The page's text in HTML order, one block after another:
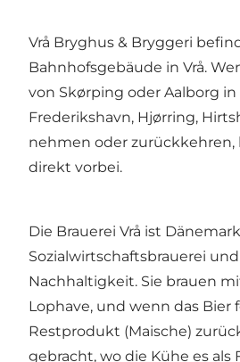
Vrå Bryghus & Bryggeri
Bahnhofsgebäude in Vrå.
von Skørping oder Aalborg
Frederikshavn, Hjørring,
nehmen oder zurückkehren,
direkt vorbei.
Die Brauerei Vrå ist
Sozialwirtschaftsbrauerei
Nachhaltigkeit. Sie brauen
Lophave, und wenn das Bier
Restprodukt (Maische)
gebracht, wo die Kühe es als